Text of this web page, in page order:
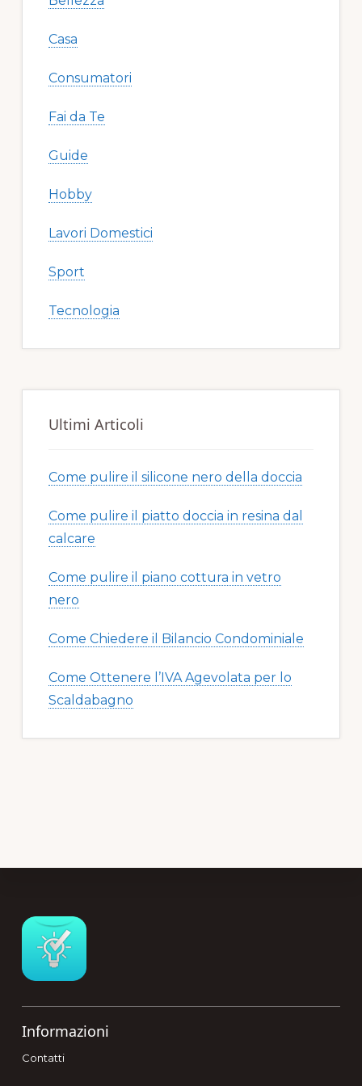
Casa
Consumatori
Fai da Te
Guide
Hobby
Lavori Domestici
Sport
Tecnologia
Ultimi Articoli
Come pulire il silicone nero della doccia​​
Come pulire il piatto doccia in resina dal
calcare​​
Come pulire il piano cottura in vetro
nero​​
Come Chiedere il Bilancio Condominiale
Come Ottenere l’IVA Agevolata per lo
Scaldabagno
Informazioni
Contatti